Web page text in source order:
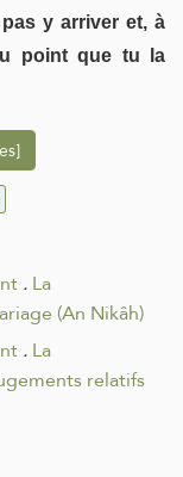
y arriver et, à
point que tu la
.La
(An Nikâh)
.La
relatifs